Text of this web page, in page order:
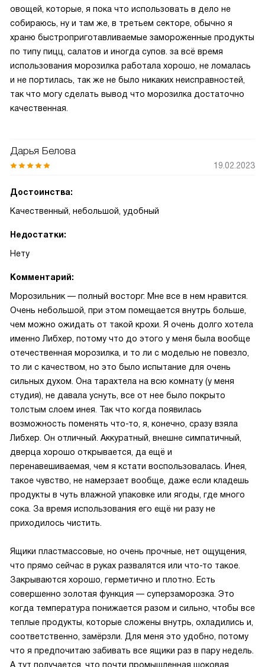
овощей, которые, я пока что использовать в дело не
собираюсь, ну и там же, в третьем секторе, обычно я
храню быстроприготавливаемые замороженные продукты
по типу пицц, салатов и иногда супов. за всё время
использования морозилка работала хорошо, не ломалась
и не портилась, так же не было никаких неисправностей,
так что могу сделать вывод что морозилка достаточно
качественная.
Дарья Белова
19.02.2023
Достоинства:
Качественный, небольшой, удобный
Недостатки:
Нету
Комментарий:
Морозильник — полный восторг. Мне все в нем нравится.
Очень небольшой, при этом помещается внутрь больше,
чем можно ожидать от такой крохи. Я очень долго хотела
именно Либхер, потому что до этого у меня была вообще
отечественная морозилка, и то ли с моделью не повезло,
то ли с качеством, но это было испытание для очень
сильных духом. Она тарахтела на всю комнату (у меня
студия), не давала уснуть, все от нее было покрыто
толстым слоем инея. Так что когда появилась
возможность поменять что-то, я, конечно, сразу взяла
Либхер. Он отличный. Аккуратный, внешне симпатичный,
дверца хорошо открывается, да ещё и
перенавешиваемая, чем я кстати воспользовалась. Инея,
такое чувство, не намерзает вообще, даже если кладешь
продукты в чуть влажной упаковке или ягоды, где много
сока. За время использования его ещё ни разу не
приходилось чистить.
Ящики пластмассовые, но очень прочные, нет ощущения,
что прямо сейчас в руках развалятся или что-то такое.
Закрываются хорошо, герметично и плотно. Есть
совершенно золотая функция — суперзаморозка. Это
когда температура понижается разом и сильно, чтобы все
теплые продукты, которые сложены внутрь, охладились и,
соответственно, замёрзли. Для меня это удобно, потому
что я предпочитаю забивать все ящики раз в пару недель.
А тут получается, что почти промышленная шоковая